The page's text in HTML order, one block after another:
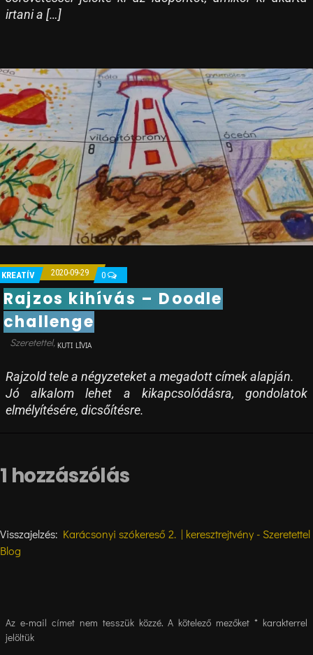
irtani a […]
KREATÍV 2020-09-29 0
Rajzos kihívás – Doodle
challenge
KUTI LÍVIA
Rajzold tele a négyzeteket a megadott címek alapján.
Jó alkalom lehet a kikapcsolódásra, gondolatok
elmélyítésére, dicsőítésre.
1 hozzászólás
Visszajelzés: Karácsonyi szókereső 2. | keresztrejtvény - Szeretettel
Blog
Az e-mail címet nem tesszük közzé. A kötelező mezőket* karakterrel
jelöltük